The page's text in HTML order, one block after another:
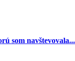
som navštevovala...